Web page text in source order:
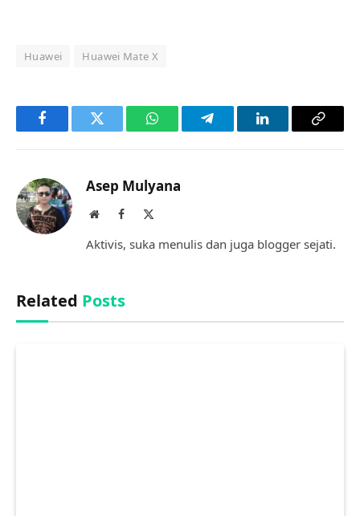
Huawei Huawei Mate X
FacebookTwitter WhatsAppTelegramLinkedInCopy
Asep Mulyana
WebsiteFacebook
Aktivis, suka menulis dan juga blogger sejati.
Related Posts